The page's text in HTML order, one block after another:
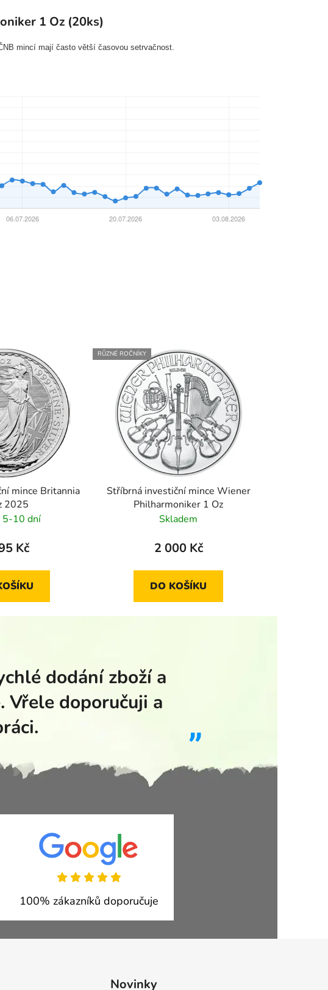
1 Oz (20ks)
mincí mají často větší časovou setrvačnost.
mince Britannia
2025
5-10 dní
Kč
RŮZNÉ ROČNÍKY
Stříbrná investiční mince Wiener
Philharmoniker 1 Oz
Skladem
2 000 Kč
DO KOŠÍKU
dodání zboží a
Vřele doporučuji a
100% zákazníků doporučuje
Novinky